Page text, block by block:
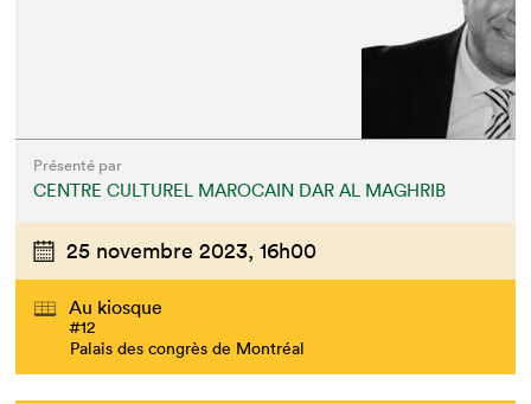
Présenté par
CENTRE CULTUREL MAROCAIN DAR AL MAGHRIB
25 novembre 2023, 16h00
Au kiosque
#12
Palais des congrès de Montréal